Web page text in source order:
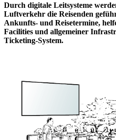
Durch digitale Leitsysteme
Luftverkehr die Reisenden
Ankunfts- und Reisetermine,
Facilities und allgemeiner
Ticketing-System.